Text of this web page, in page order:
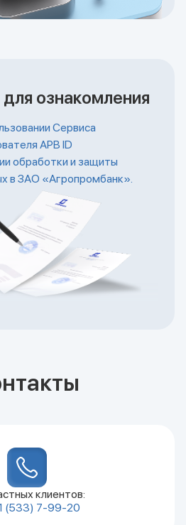
ознакомления
Сервиса
APB ID
обработки и защиты
в ЗАО «Агропромбанк».
клиентов:
(533) 7-99-20